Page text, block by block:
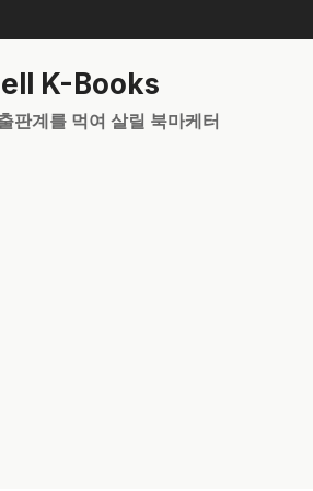
K-Books
판계를 먹여 살릴 북마케터